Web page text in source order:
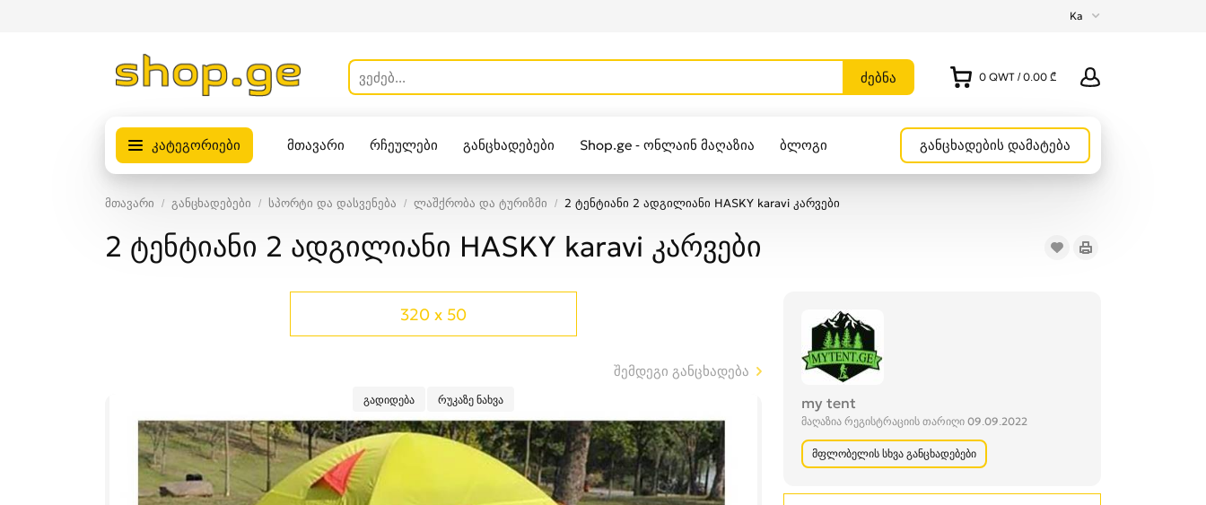
Ka
0 QWT / 0.00 ₾
კატეგორიები მთავარი რჩეულები განცხადებები Shop.ge - ონლაინ მაღაზია ბლოგი განცხადების დამატება
მთავარი განცხადებები სპორტი და დასვენება ლაშქრობა და ტურიზმი 2 ტენტიანი 2 ადგილიანი HASKY karavi კარვები
2 ტენტიანი 2 ადგილიანი HASKY karavi კარვები
my tent
მაღაზია რეგისტრაციის თარიღი 09.09.2022
მფლობელის სხვა განცხადებები
320 x 50
შემდეგი განცხადება
გადიდება რუკაზე ნახვა